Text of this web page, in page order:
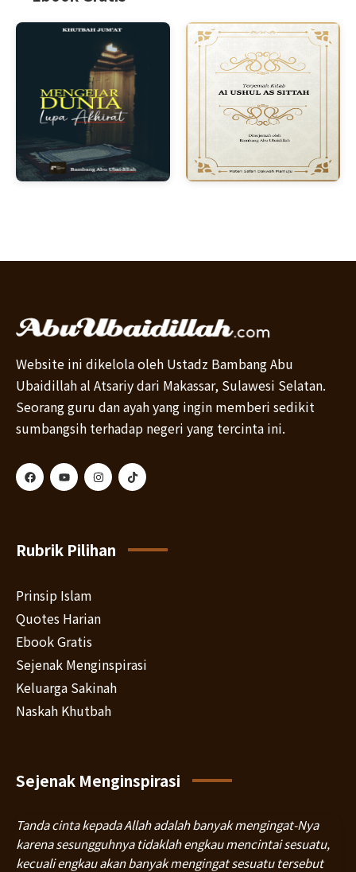
Website ini dikelola oleh Ustadz Bambang Abu
Ubaidillah al Atsariy dari Makassar, Sulawesi Selatan.
Seorang guru dan ayah yang ingin memberi sedikit
sumbangsih terhadap negeri yang tercinta ini.
Rubrik Pilihan
Prinsip Islam
Quotes Harian
Ebook Gratis
Sejenak Menginspirasi
Keluarga Sakinah
Naskah Khutbah
Sejenak Menginspirasi
Tanda cinta kepada Allah adalah banyak mengingat-Nya
karena sesungguhnya tidaklah engkau mencintai sesuatu,
kecuali engkau akan banyak mengingat sesuatu tersebut